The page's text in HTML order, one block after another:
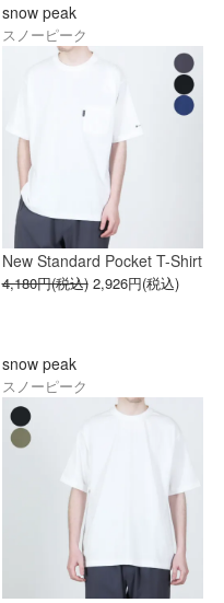
snow peak
スノーピーク
New Standard Pocket T-Shirt
4,180円(税込) 2,926円(税込)
snow peak
スノーピーク